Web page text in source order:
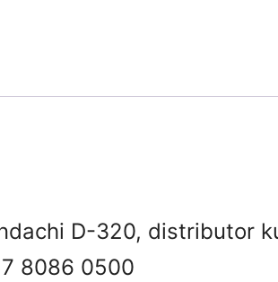
D-320, distributor
8086 0500